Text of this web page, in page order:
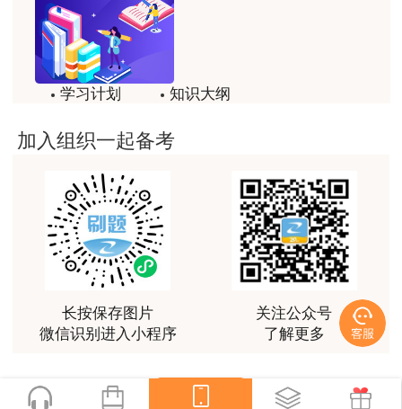
近两年考试情况
2021双师并考首年：——全员裸考模式
2021.9.15出了21版考试新教材，10.18出考
《土地估价基础与实务》：3本找不到的推荐
学习计划
知识大纲
加入组织一起备考
长按保存图片
微信识别进入小程序
关注公众号
了解更多